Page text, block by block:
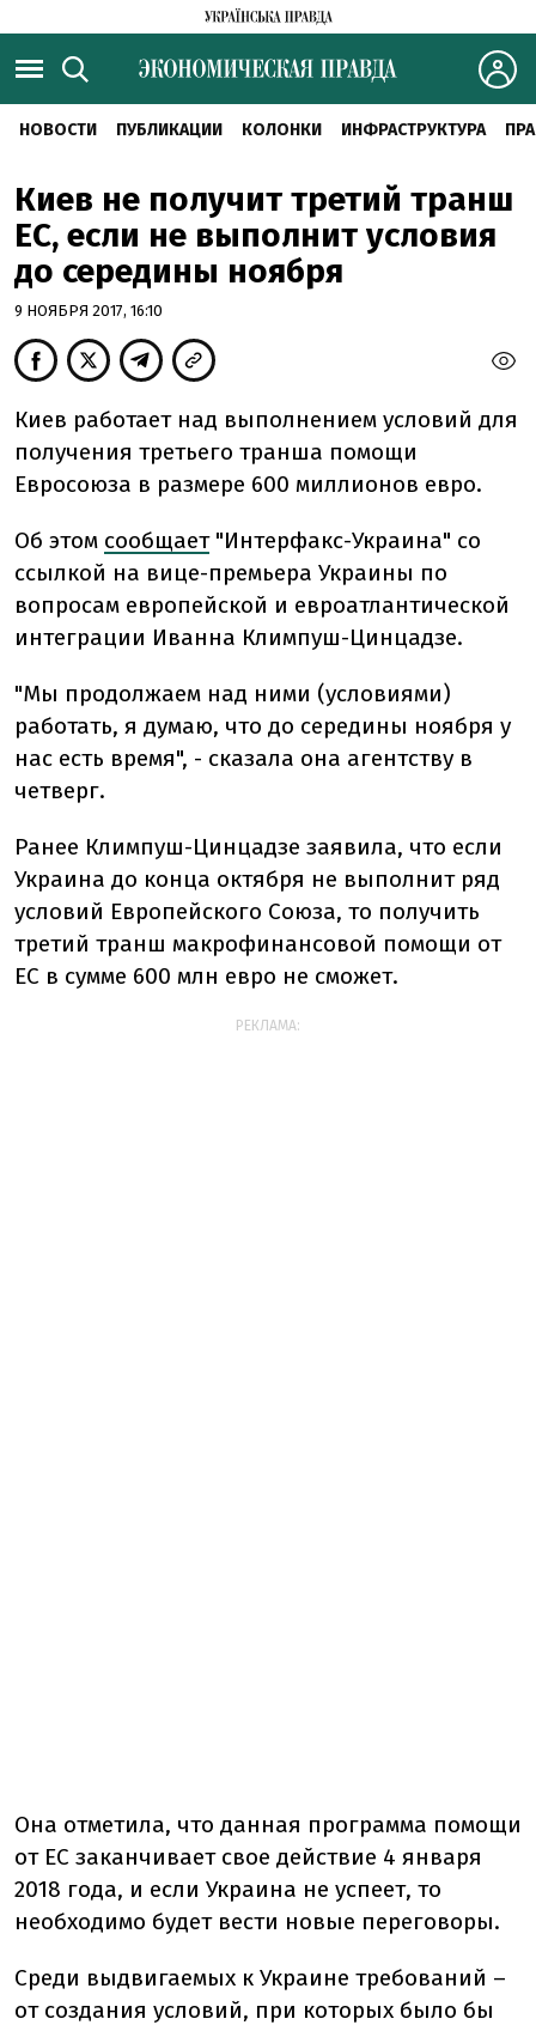
НОВОСТИ ПУБЛИКАЦИИ КОЛОНКИ ИНФРАСТРУКТУРА
Киев не получит третий транш
ЕС, если не выполнит условия
до середины ноября
9 НОЯБРЯ 2017, 16:10
Киев работает над выполнением условий для
получения третьего транша помощи
Евросоюза в размере 600 миллионов евро.
Об этом сообщает"Интерфакс-Украина" со
ссылкой на вице-премьера Украины по
вопросам европейской и евроатлантической
интеграции Иванна Климпуш-Цинцадзе.
"Мы продолжаем над ними (условиями)
работать, я думаю, что до середины ноября у
нас есть время", - сказала она агентству в
четверг.
Ранее Климпуш-Цинцадзе заявила, что если
Украина до конца октября не выполнит ряд
условий Европейского Союза, то получить
третий транш макрофинансовой помощи от
ЕС в сумме 600 млн евро не сможет.
РЕКЛАМА:
Она отметила, что данная программа помощи
от ЕС заканчивает свое действие 4 января
2018 года, и если Украина не успеет, то
необходимо будет вести новые переговоры.
Среди выдвигаемых к Украине требований –
от создания условий, при которых было бы